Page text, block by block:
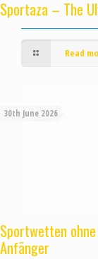
Sportaza – The
Read
30th June 2026
Sportwetten
Anfänger